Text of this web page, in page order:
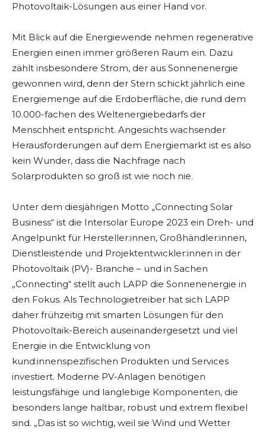
Photovoltaik-Lösungen aus einer Hand vor.
Mit Blick auf die Energiewende nehmen regenerative
Energien einen immer größeren Raum ein. Dazu
zählt insbesondere Strom, der aus Sonnenenergie
gewonnen wird, denn der Stern schickt jährlich eine
Energiemenge auf die Erdoberfläche, die rund dem
10.000-fachen des Weltenergiebedarfs der
Menschheit entspricht. Angesichts wachsender
Herausforderungen auf dem Energiemarkt ist es also
kein Wunder, dass die Nachfrage nach
Solarprodukten so groß ist wie noch nie.
Unter dem diesjährigen Motto „Connecting Solar
Business“ ist die Intersolar Europe 2023 ein Dreh- und
Angelpunkt für Hersteller:innen, Großhändler:innen,
Dienstleistende und Projektentwickler:innen in der
Photovoltaik (PV)- Branche – und in Sachen
„Connecting“ stellt auch LAPP die Sonnenenergie in
den Fokus. Als Technologietreiber hat sich LAPP
daher frühzeitig mit smarten Lösungen für den
Photovoltaik-Bereich auseinandergesetzt und viel
Energie in die Entwicklung von
kund:innenspezifischen Produkten und Services
investiert. Moderne PV-Anlagen benötigen
leistungsfähige und langlebige Komponenten, die
besonders lange haltbar, robust und extrem flexibel
sind. „Das ist so wichtig, weil sie Wind und Wetter